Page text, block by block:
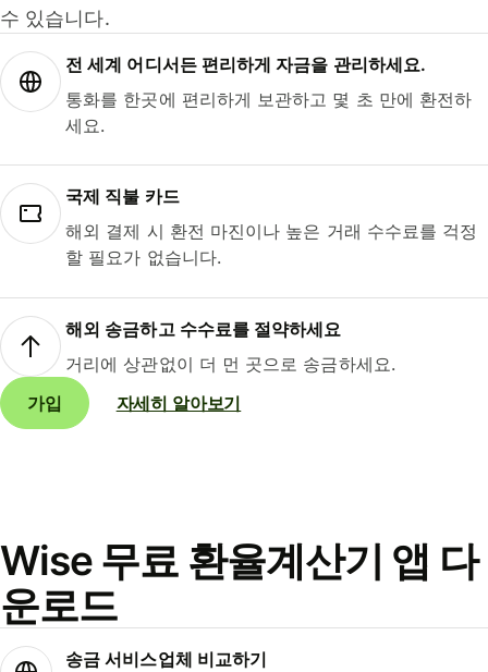
수 있습니다.
전 세계 어디서든 편리하게 자금을 관리하세요.
통화를 한곳에 편리하게 보관하고 몇 초 만에 환전하
세요.
국제 직불 카드
해외 결제 시 환전 마진이나 높은 거래 수수료를 걱정
할 필요가 없습니다.
해외 송금하고 수수료를 절약하세요
거리에 상관없이 더 먼 곳으로 송금하세요.
가입
자세히 알아보기
Wise 무료 환율계산기 앱 다
운로드
송금 서비스업체 비교하기